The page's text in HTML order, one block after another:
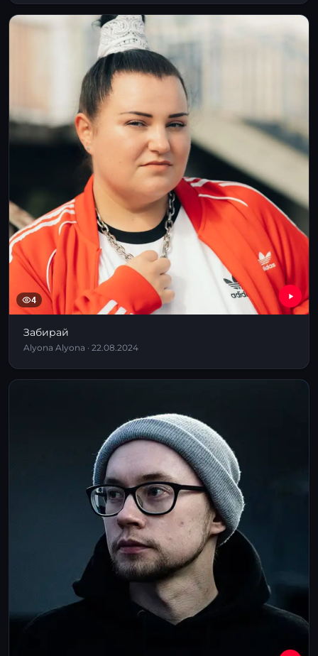
4
Забирай
Alyona Alyona · 22.08.2024